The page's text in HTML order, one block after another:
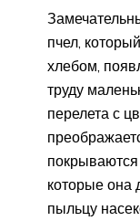
пчел,
хлебом,
труду
перелета с
которые она
пыльцу